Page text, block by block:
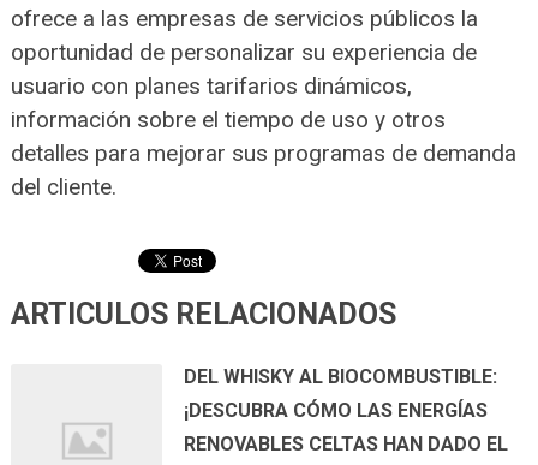
ofrece a las empresas de servicios públicos la
oportunidad de personalizar su experiencia de
usuario con planes tarifarios dinámicos,
información sobre el tiempo de uso y otros
detalles para mejorar sus programas de demanda
del cliente.
ARTICULOS RELACIONADOS
DEL WHISKY AL BIOCOMBUSTIBLE:
¡DESCUBRA CÓMO LAS ENERGÍAS
RENOVABLES CELTAS HAN DADO EL